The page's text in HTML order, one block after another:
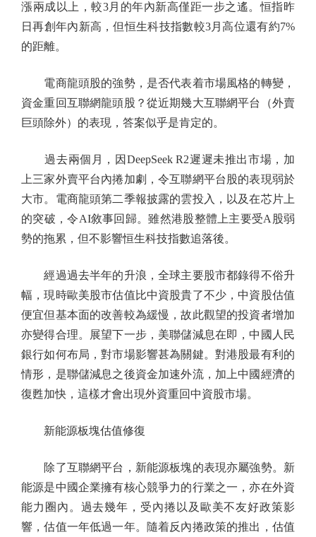
漲兩成以上，較3月的年內新高僅距一步之遙。恒指昨
日再創年內新高，但恒生科技指數較3月高位還有約7%
的距離。
電商龍頭股的強勢，是否代表着市場風格的轉變，
資金重回互聯網龍頭股？從近期幾大互聯網平台（外賣
巨頭除外）的表現，答案似乎是肯定的。
過去兩個月，因DeepSeek R2遲遲未推出市場，加
上三家外賣平台內捲加劇，令互聯網平台股的表現弱於
大市。電商龍頭第二季報披露的雲投入，以及在芯片上
的突破，令AI敘事回歸。雖然港股整體上主要受A股弱
勢的拖累，但不影響恒生科技指數追落後。
經過過去半年的升浪，全球主要股市都錄得不俗升
幅，現時歐美股市估值比中資股貴了不少，中資股估值
便宜但基本面的改善較為緩慢，故此觀望的投資者增加
亦變得合理。展望下一步，美聯儲減息在即，中國人民
銀行如何布局，對市場影響甚為關鍵。對港股最有利的
情形，是聯儲減息之後資金加速外流，加上中國經濟的
復甦加快，這樣才會出現外資重回中資股市場。
新能源板塊估值修復
除了互聯網平台，新能源板塊的表現亦屬強勢。新
能源是中國企業擁有核心競爭力的行業之一，亦在外資
能力圈內。過去幾年，受內捲以及歐美不友好政策影
響，估值一年低過一年。隨着反內捲政策的推出，估值